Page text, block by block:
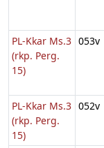
PL-Kkar Ms.3
(rkp. Perg.
15)
053v
PL-Kkar Ms.3
(rkp. Perg.
15)
052v